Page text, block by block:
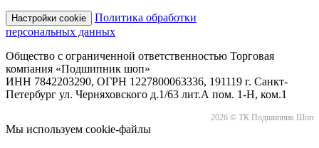
Настройки cookie
Политика обработки
персональных данных
Общество с ограниченной ответственностью Торговая
компания «Подшипник шоп»
ИНН 7842203290, ОГРН 1227800063336, 191119 г. Санкт-
Петербург ул. Черняховского д.1/63 лит.А пом. 1-Н, ком.1
2026 © ТК Подшипник Шоп
Мы используем cookie-файлы